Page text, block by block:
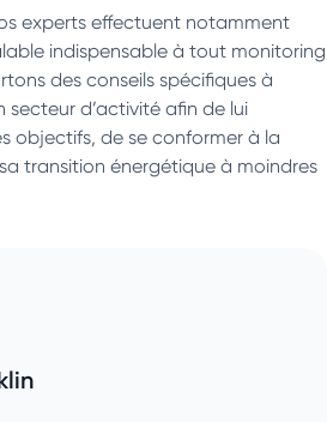
experts effectuent notamment
indispensable à tout monitoring
des conseils spécifiques à
d’activité afin de lui
objectifs, de se conformer à la
transition énergétique à moindres